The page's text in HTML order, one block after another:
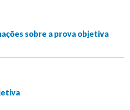
sobre a prova objetiva